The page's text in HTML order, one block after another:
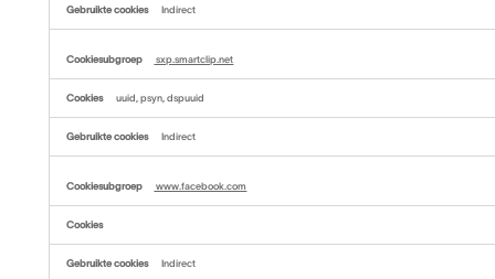
Indirect
sxp.smartclip.net
uuid, psyn, dspuuid
Indirect
www.facebook.com
Indirect